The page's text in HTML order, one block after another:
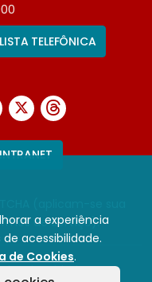
a experiência
acessibilidade.
de Cookies.
LISTA TELEFÔNICA
INTRANET
(aplicam-se sua
de Serviço).
Privacidade